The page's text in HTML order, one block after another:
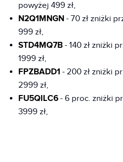
powyżej 499 zł,
N2Q1MNGN - 70 zł zniżki
999 zł,
STD4MQ7B - 140 zł zniżki
1999 zł,
FPZBADD1 - 200 zł zniżki
2999 zł,
FU5QILC6 - 6 proc. zniżki
3999 zł,